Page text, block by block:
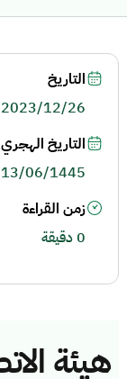
هيئة
التاريخ
2023/12/26
التاريخ الهجري
13/06/1445
زمن القراءة
0 دقيقة